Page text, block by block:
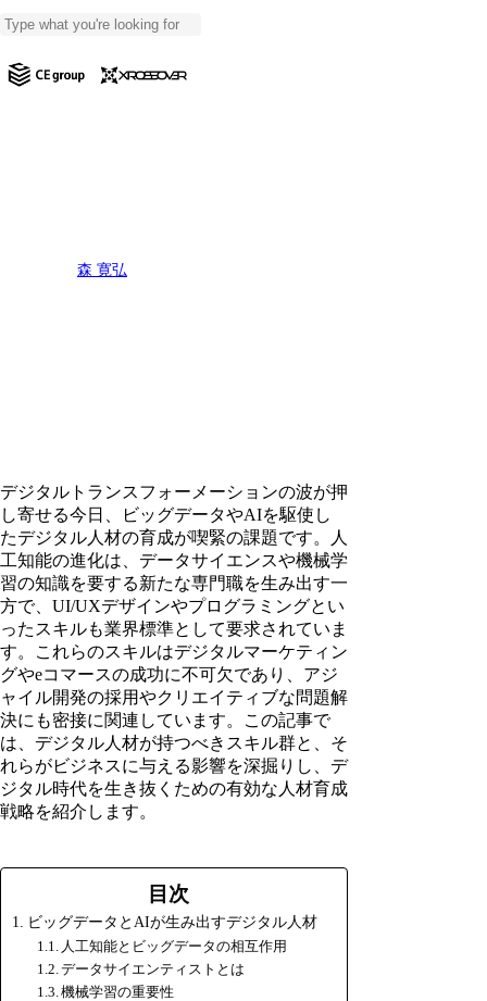
to
content
Search
森 寛弘
デジタルトランスフォーメーションの波が押
し寄せる今日、ビッグデータやAIを駆使し
たデジタル人材の育成が喫緊の課題です。人
工知能の進化は、データサイエンスや機械学
習の知識を要する新たな専門職を生み出す一
方で、UI/UXデザインやプログラミングとい
ったスキルも業界標準として要求されていま
す。これらのスキルはデジタルマーケティン
グやeコマースの成功に不可欠であり、アジ
ャイル開発の採用やクリエイティブな問題解
決にも密接に関連しています。この記事で
は、デジタル人材が持つべきスキル群と、そ
れらがビジネスに与える影響を深掘りし、デ
ジタル時代を生き抜くための有効な人材育成
戦略を紹介します。
目次
ビッグデータとAIが生み出すデジタル人材
人工知能とビッグデータの相互作用
データサイエンティストとは
機械学習の重要性